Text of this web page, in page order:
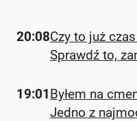
20:08Czy to już
Sprawdź to,
19:01Byłem na
Jedno z